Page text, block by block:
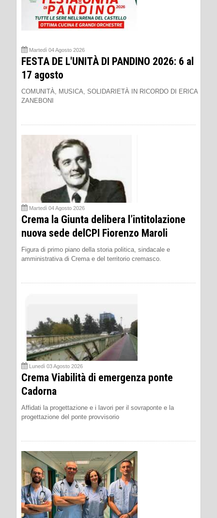
Martedì 04 Agosto 2026
FESTA DE L'UNITÀ DI PANDINO 2026: 6 al
17 agosto
COMUNITÀ, MUSICA, SOLIDARIETÀ IN RICORDO DI ERICA
ZANEBONI
Martedì 04 Agosto 2026
Crema la Giunta delibera l’intitolazione
nuova sede delCPI Fiorenzo Maroli
Figura di primo piano della storia politica, sindacale e
amministrativa di Crema e del territorio cremasco.
Lunedì 03 Agosto 2026
Crema Viabilità di emergenza ponte
Cadorna
Affidati la progettazione e i lavori per il sovraponte e la
progettazione del ponte provvisorio